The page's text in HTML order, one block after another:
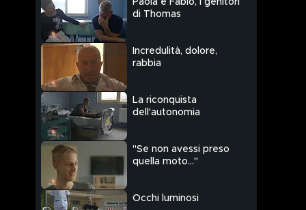
Paola e Fabio, i genitori
di Thomas
Incredulità, dolore,
rabbia
La riconquista
dell'autonomia
"Se non avessi preso
quella moto..."
Occhi luminosi